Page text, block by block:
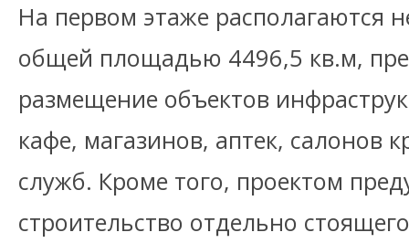
На первом этаже располагаются
общей площадью 4496,5 кв.м,
размещение объектов
кафе, магазинов, аптек, салонов
служб. Кроме того, проектом
строительство отдельно